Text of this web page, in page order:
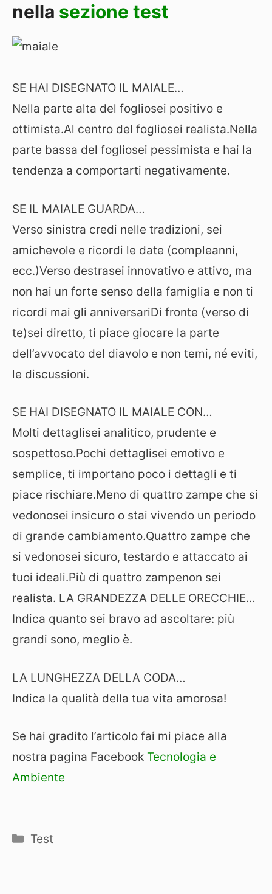
nella sezione test
SE HAI DISEGNATO IL MAIALE…
Nella parte alta del fogliosei positivo e
ottimista.Al centro del fogliosei realista.Nella
parte bassa del fogliosei pessimista e hai la
tendenza a comportarti negativamente.
SE IL MAIALE GUARDA…
Verso sinistra credi nelle tradizioni, sei
amichevole e ricordi le date (compleanni,
ecc.)Verso destrasei innovativo e attivo, ma
non hai un forte senso della famiglia e non ti
ricordi mai gli anniversariDi fronte (verso di
te)sei diretto, ti piace giocare la parte
dell’avvocato del diavolo e non temi, né eviti,
le discussioni.
SE HAI DISEGNATO IL MAIALE CON…
Molti dettaglisei analitico, prudente e
sospettoso.Pochi dettaglisei emotivo e
semplice, ti importano poco i dettagli e ti
piace rischiare.Meno di quattro zampe che si
vedonosei insicuro o stai vivendo un periodo
di grande cambiamento.Quattro zampe che
si vedonosei sicuro, testardo e attaccato ai
tuoi ideali.Più di quattro zampenon sei
realista. LA GRANDEZZA DELLE ORECCHIE…
Indica quanto sei bravo ad ascoltare: più
grandi sono, meglio è.
LA LUNGHEZZA DELLA CODA…
Indica la qualità della tua vita amorosa!
Se hai gradito l’articolo fai mi piace alla
nostra pagina Facebook Tecnologia e
Ambiente
Categorie
Test